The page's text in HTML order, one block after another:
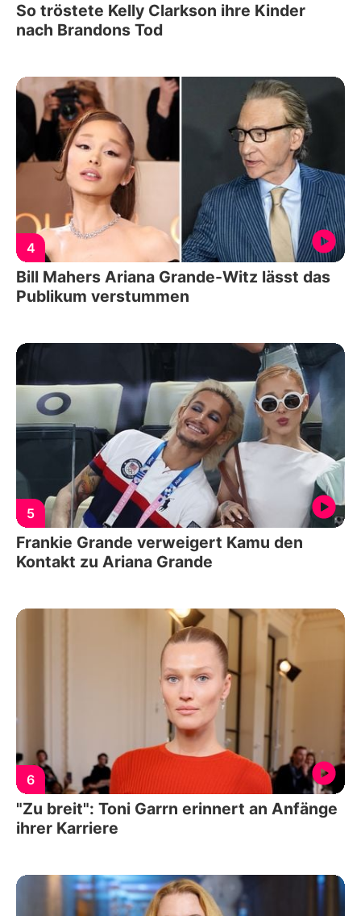
So tröstete Kelly Clarkson ihre Kinder
nach Brandons Tod
4
Bill Mahers Ariana Grande-Witz lässt das
Publikum verstummen
5
Frankie Grande verweigert Kamu den
Kontakt zu Ariana Grande
6
"Zu breit": Toni Garrn erinnert an Anfänge
ihrer Karriere